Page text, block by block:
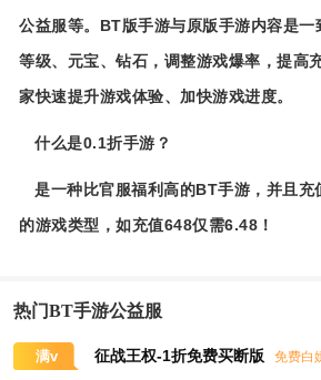
公益服等。BT版手游与原版手游内容是一
等级、元宝、钻石，调整游戏爆率，提高
家快速提升游戏体验、加快游戏进度。
什么是0.1折手游？
是一种比官服福利高的BT手游，并且充
的游戏类型，如充值648仅需6.48！
热门BT手游公益服
满v 征战王权-1折免费买断版
免费白